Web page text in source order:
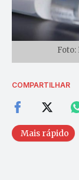
Foto:
COMPARTILHAR
Mais rápido